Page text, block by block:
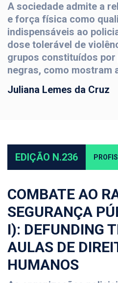
A sociedade admite a
e força física como
indispensáveis ao
dose tolerável de
grupos constituídos por
negras, como mostram
Juliana Lemes da Cruz
EDIÇÃO N.236
COMBATE AO
SEGURANÇA
I): DEFUNDING
AULAS DE
HUMANOS